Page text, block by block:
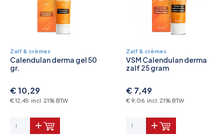
Zalf & crèmes
Calendulan derma gel 50
gr.
€ 10,29
€ 12,45 incl. 21% BTW
Zalf & crèmes
VSM Calendulan derma
zalf 25 gram
€ 7,49
€ 9,06 incl. 21% BTW